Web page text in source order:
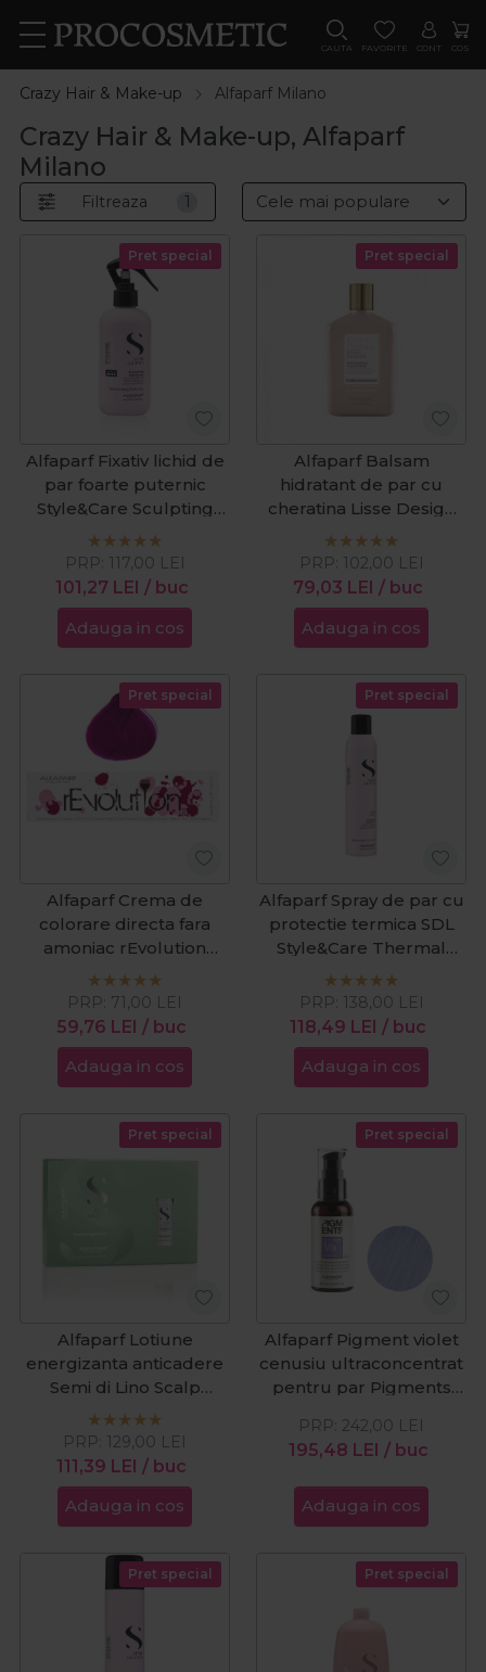
CAUTA FAVORITE CONT COS
Crazy Hair & Make-up Alfaparf Milano
Crazy Hair & Make-up, Alfaparf
Milano
Filtreaza 1
Pret special
Alfaparf Fixativ lichid de
par foarte puternic
Style&Care Sculpting
250ml
101,27 LEI / buc
PRP: 117,00 LEI
Adauga in cos
Pret special
Alfaparf Balsam
hidratant de par cu
cheratina Lisse Design
Keratin Therapy 250ml
79,03 LEI / buc
PRP: 102,00 LEI
Adauga in cos
Pret special
Alfaparf Crema de
colorare directa fara
amoniac rEvolution
Magenta 90ml
59,76 LEI / buc
PRP: 71,00 LEI
Adauga in cos
Pret special
Alfaparf Spray de par cu
protectie termica SDL
Style&Care Thermal
Protector 300ml
118,49 LEI / buc
PRP: 138,00 LEI
Adauga in cos
Pret special
Alfaparf Lotiune
energizanta anticadere
Semi di Lino Scalp
Renew Energizing
12x10ml
111,39 LEI / buc
PRP: 129,00 LEI
Adauga in cos
Pret special
Alfaparf Pigment violet
cenusiu ultraconcentrat
pentru par Pigments
195,48 LEI / buc
PRP: 242,00 LEI
Adauga in cos
Pret special Pret special